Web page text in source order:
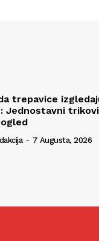
trepavice
Jednostavni
- 7 Augusta, 2026